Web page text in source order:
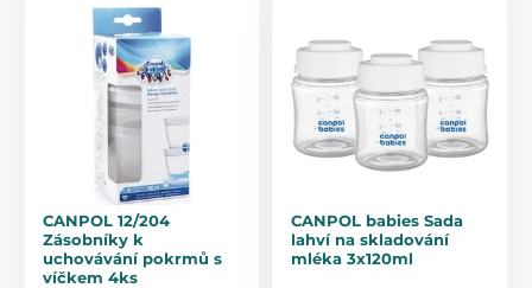
CANPOL 12/204
Zásobníky k
uchovávání pokrmů s
víčkem 4ks
CANPOL babies Sada
lahví na skladování
mléka 3x120ml